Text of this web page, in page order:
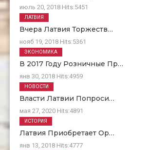
июль 20, 2018 Hits:5451
Вчера Латвия Торжеств…
нояб 19, 2018 Hits:5361
ЛАТВИЯ
В 2017 Году Розничные Пр…
янв 30, 2018 Hits:4959
ЭКОНОМИКА
Власти Латвии Попроси…
мая 27, 2020 Hits:4891
НОВОСТИ
Латвия Приобретает Ор…
янв 13, 2018 Hits:4777
ИСТОРИЯ